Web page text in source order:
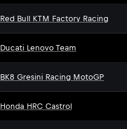
Red Bull KTM Factory Racing
Ducati Lenovo Team
BK8 Gresini Racing MotoGP
Honda HRC Castrol